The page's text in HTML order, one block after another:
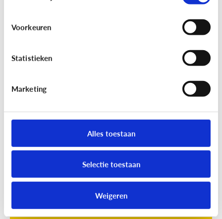
Voorkeuren
Statistieken
Marketing
Alles toestaan
Selectie toestaan
Weigeren
[Online quiz]Waar is schermtijd